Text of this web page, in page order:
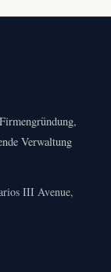
Verwaltung
III Avenue,